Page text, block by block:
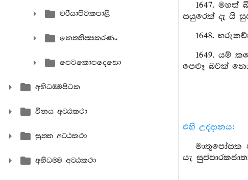
චරියාපිටකපාළි
නෙත‍්තිප‍්පකරණං
පෙටකොපදෙසො
අභිධම‍්මපිටක
විනය අට‍්ඨකථා
සුත‍්ත අට‍්ඨකථා
අභිධම‍්ම අට‍්ඨකථා
1647.
සයුරෙක් දැ යි
1648.
1649. යම්
පෙළූ බවක් නො
එහි උද්දානය:
මාතුපෝසක
යැ